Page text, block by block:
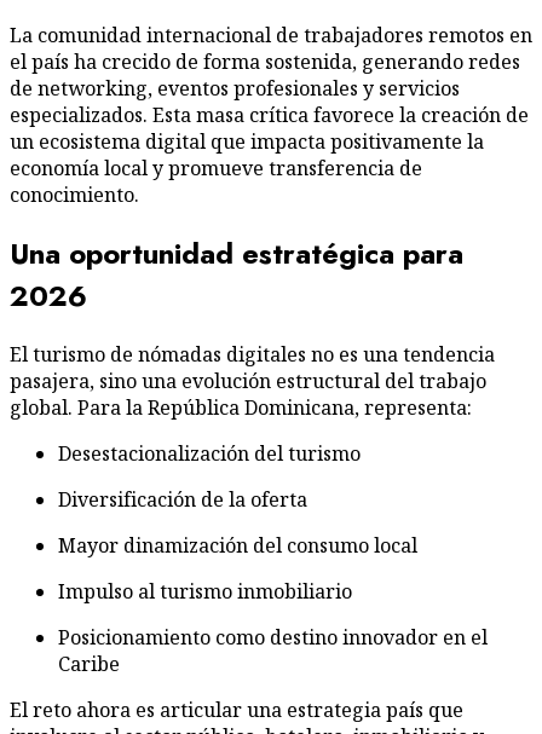
La comunidad internacional de trabajadores remotos en
el país ha crecido de forma sostenida, generando redes
de networking, eventos profesionales y servicios
especializados. Esta masa crítica favorece la creación de
un ecosistema digital que impacta positivamente la
economía local y promueve transferencia de
conocimiento.
Una oportunidad estratégica para
2026
El turismo de nómadas digitales no es una tendencia
pasajera, sino una evolución estructural del trabajo
global. Para la República Dominicana, representa:
Desestacionalización del turismo
Diversificación de la oferta
Mayor dinamización del consumo local
Impulso al turismo inmobiliario
Posicionamiento como destino innovador en el
Caribe
El reto ahora es articular una estrategia país que